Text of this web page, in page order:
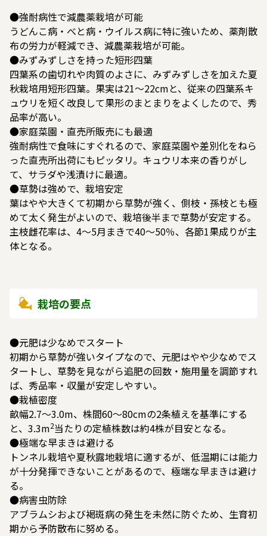
●強耐病性で減農薬栽培が可能
うどんこ病・べと病・ウイルス病に特に強いため、薬剤散
布の労力が軽減でき、減農薬栽培が可能。
●みずみずしさを持った短形四葉
四葉系の歯切れや肉質のよさに、みずみずしさを加えた夏
秋栽培用短形四葉。果実は21～22cmと、従来の四葉系キ
ュウリを短く改良して果形のまとまりをよくしたので、秀
品率が高い。
●家庭菜園・直売所販売にも最適
強耐病性で食味にすぐれるので、家庭菜園や差別化をねら
った直売所出荷にもピッタリ。キュウリ本来の香りがし
て、サラダや浅漬けに最適。
●草勢は強めで、栽培安定
葉はやや大きくて初期から草勢が強く、側枝・孫枝とも極
めて太く発生がよいので、栽培後半まで草勢が安定する。
主枝雌花率は、4～5月まきで40～50％、各節1果成りが主
体となる。
栽培の要点
●元肥は少なめでスタート
初期から草勢が強いタイプなので、元肥はやや少なめでス
タートし、草勢を見ながら追肥の回数・施用量を調節すれ
ば、秀品率・収量が安定しやすい。
●栽植密度
畝幅2.7～3.0m、株間60～80cmの2条植えを基準にする
と、3.3m2当たりの定植株数は約4株が目安となる。
●極端な早まきは避ける
トンネル栽培や夏秋露地栽培に適するが、低温期には能力
が十分発揮できないことがあるので、極端な早まきは避け
る。
●病害虫防除
アブラムシおよび褐斑病の発生を未然に防ぐため、生育初
期から予防散布に努める。